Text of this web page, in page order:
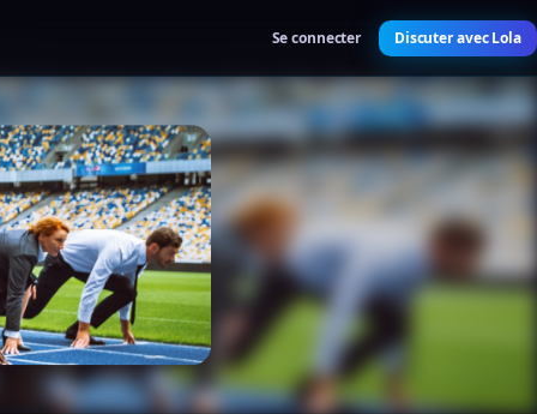
Se connecter Discuter avec Lola